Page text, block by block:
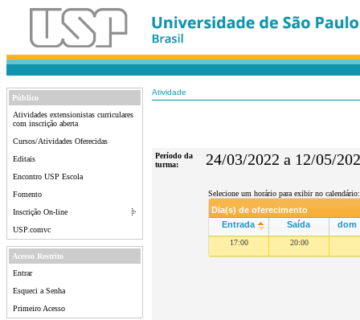
Público
Atividades extensionistas curriculares
com inscrição aberta
Cursos/Atividades Oferecidas
Editais
Encontro USP Escola
Fomento
Inscrição On-line
USP.comvc
Acesso Restrito
Entrar
Esqueci a Senha
Primeiro Acesso
Atividade
Período da
turma:
24/03/2022 a 12/05/
Selecione um horário para exibir no calendário:
Dia(s) de oferecimento
Entrada
Saída dom
17:00 20:00